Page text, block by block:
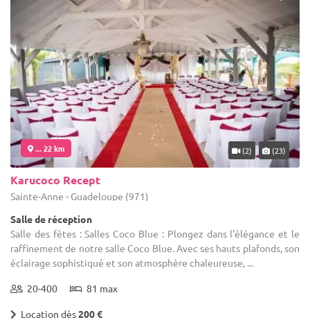
... 22 km (2) (23)
Karucoco Recept
Sainte-Anne - Guadeloupe (971)
Salle de réception
Salle des fêtes : Salles Coco Blue : Plongez dans l'élégance et le
raffinement de notre salle Coco Blue. Avec ses hauts plafonds, son
éclairage sophistiqué et son atmosphère chaleureuse, ...
20-400 81 max
Location dès200 €